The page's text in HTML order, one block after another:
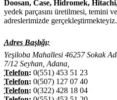
Doosan, Case, Hidromek,
yedek parçasını üretilmesi, temini
adreslerimizde gerçekleştirmekteyiz.
Adres Başlığı:
Yeşiloba Mahallesi 46257 Sokak
7/12 Seyhan, Adana,
Telefon: 0(551) 453 51 23
Telefon: 0(507) 127 07 40
Telefon: 0(322) 428 18 04